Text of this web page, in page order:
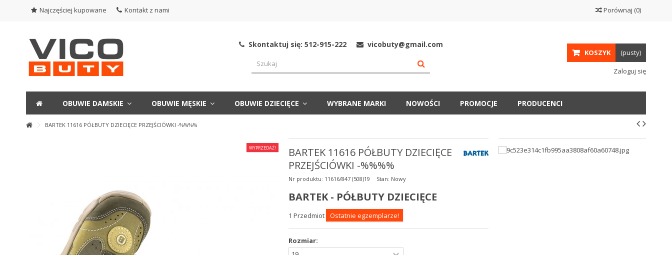
Najczęściej kupowane Kontakt z nami Porównaj (0)
Skontaktuj się: 512-915-222 vicobuty@gmail.com
KOSZYK (pusty)
Zaloguj się
OBUWIE DAMSKIE OBUWIE MĘSKIE OBUWIE DZIECIĘCE WYBRANE MARKI NOWOŚCI PROMOCJE PRODUCENCI
BARTEK 11616 PÓŁBUTY DZIECIĘCE PRZEJŚCIÓWKI -%%%%
WYPRZEDAŻ!
BARTEK 11616 PÓŁBUTY DZIECIĘCE
PRZEJŚCIÓWKI -%%%%
Nr produktu: 11616/847 (508)19 Stan: Nowy
BARTEK - PÓŁBUTY DZIECIĘCE
1 Przedmiot Ostatnie egzemplarze!
Rozmiar: